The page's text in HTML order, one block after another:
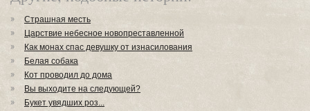
Страшная месть
Царствие небесное новопреставленной
Как монах спас девушку от изнасилования
Белая собака
Кот проводил до дома
Вы выходите на следующей?
Букет увядших роз...